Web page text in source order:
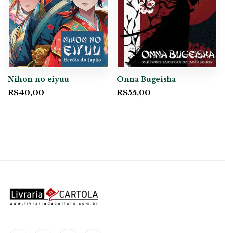
Nihon no eiyuu
R$40,00
Onna Bugeisha
R$55,00